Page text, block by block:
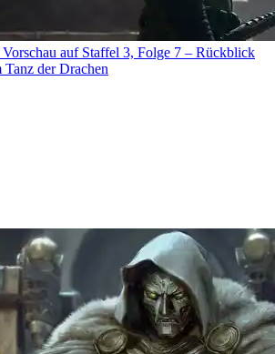
auf Staffel 3, Folge 7 – Rückblick
der Drachen